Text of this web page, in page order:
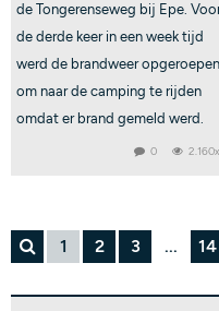
de Tongerenseweg bij Epe.
de derde keer in een week tijd
werd de brandweer opgeroepen
om naar de camping te rijden
omdat er brand gemeld werd.
0 2.160x
1 2 3 ... 14